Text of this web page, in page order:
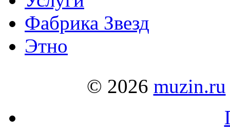
Фабрика Звезд
Этно
© 2026 muzin.ru